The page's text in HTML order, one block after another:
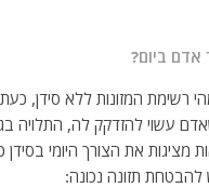
אדם ביום?
רשימת המזונות ללא סידן,
עשוי להזדקק לה, התלויה
מציגות את הצורך היומי
להבטחת תזונה נכונה: